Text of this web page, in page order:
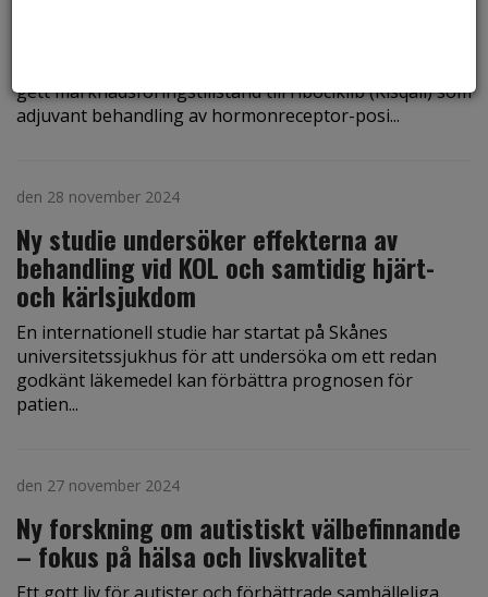
gett marknadsföringstillstånd till ribociklib (Kisqali) som
adjuvant behandling av hormonreceptor-posi...
den 28 november 2024
Ny studie undersöker effekterna av
behandling vid KOL och samtidig hjärt-
och kärlsjukdom
En internationell studie har startat på Skånes
universitetssjukhus för att undersöka om ett redan
godkänt läkemedel kan förbättra prognosen för
patien...
den 27 november 2024
Ny forskning om autistiskt välbefinnande
– fokus på hälsa och livskvalitet